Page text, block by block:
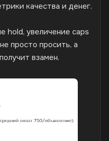
качества и денег.
hold, увеличение caps
просто просить, а
взамен.